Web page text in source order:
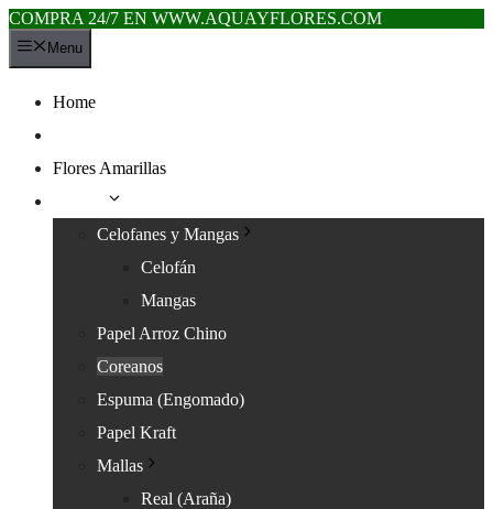
COMPRA 24/7 EN WWW.AQUAYFLORES.COM
Saltar
al
Menu
Home
Flores Amarillas
Celofanes y Mangas
Celofán
Mangas
Papel Arroz Chino
Coreanos
Espuma (Engomado)
Papel Kraft
Mallas
Real (Araña)